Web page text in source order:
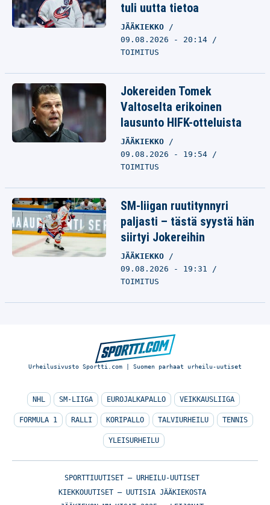
tuli uutta tietoa
JÄÄKIEKKO
09.08.2026 - 20:14
TOIMITUS
Jokereiden Tomek
Valtoselta erikoinen
lausunto HIFK-otteluista
JÄÄKIEKKO
09.08.2026 - 19:54
TOIMITUS
SM-liigan ruutitynnyri
paljasti – tästä syystä hän
siirtyi Jokereihin
JÄÄKIEKKO
09.08.2026 - 19:31
TOIMITUS
Urheilusivusto Sportti.com | Suomen parhaat urheilu-uutiset
NHL SM-LIIGA EUROJALKAPALLO VEIKKAUSLIIGA
FORMULA 1 RALLI KORIPALLO TALVIURHEILU TENNIS
YLEISURHEILU
SPORTTIUUTISET – URHEILU-UUTISET
KIEKKOUUTISET – UUTISIA JÄÄKIEKOSTA